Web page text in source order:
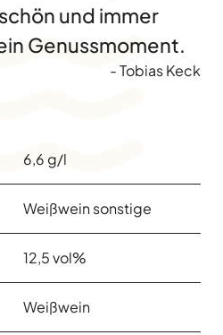
und immer
Genussmoment.
- Tobias Keck
6,6 g/l
Weißwein sonstige
12,5 vol%
Weißwein